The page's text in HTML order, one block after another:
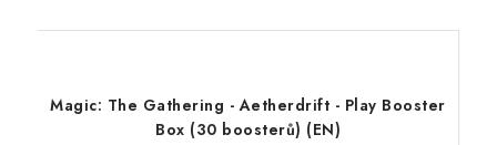
Magic: The Gathering - Aetherdrift - Play Booster
Box (30 boosterů) (EN)